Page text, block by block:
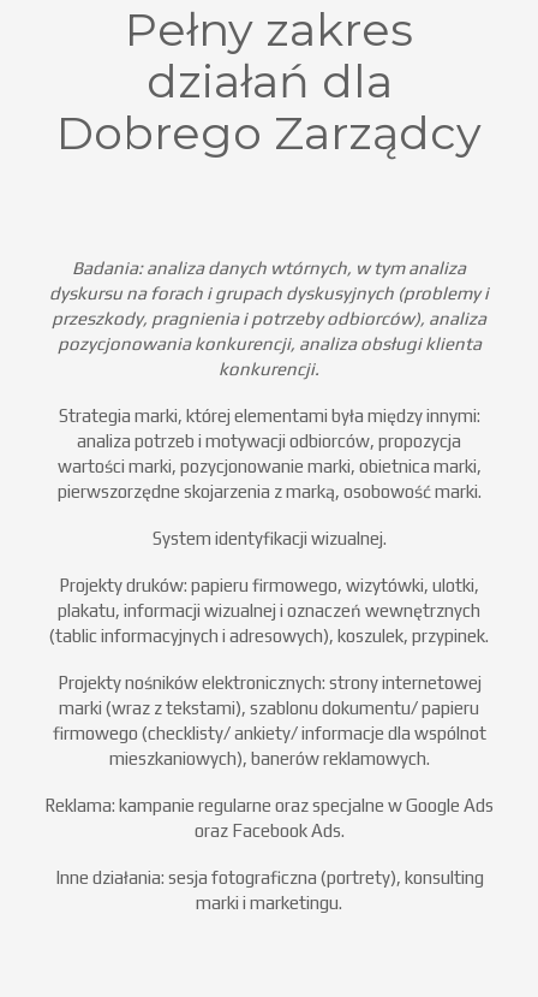
Pełny zakres
działań dla
Dobrego Zarządcy
Badania: analiza danych wtórnych, w tym analiza
dyskursu na forach i grupach dyskusyjnych (problemy i
przeszkody, pragnienia i potrzeby odbiorców), analiza
pozycjonowania konkurencji, analiza obsługi klienta
konkurencji.
Strategia marki, której elementami była między innymi:
analiza potrzeb i motywacji odbiorców, propozycja
wartości marki, pozycjonowanie marki, obietnica marki,
pierwszorzędne skojarzenia z marką, osobowość marki.
System identyfikacji wizualnej.
Projekty druków: papieru firmowego, wizytówki, ulotki,
plakatu, informacji wizualnej i oznaczeń wewnętrznych
(tablic informacyjnych i adresowych), koszulek, przypinek.
Projekty nośników elektronicznych: strony internetowej
marki (wraz z tekstami), szablonu dokumentu/ papieru
firmowego (checklisty/ ankiety/ informacje dla wspólnot
mieszkaniowych), banerów reklamowych.
Reklama: kampanie regularne oraz specjalne w Google Ads
oraz Facebook Ads.
Inne działania: sesja fotograficzna (portrety), konsulting
marki i marketingu.